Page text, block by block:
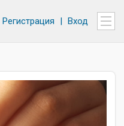
Регистрация | Вход